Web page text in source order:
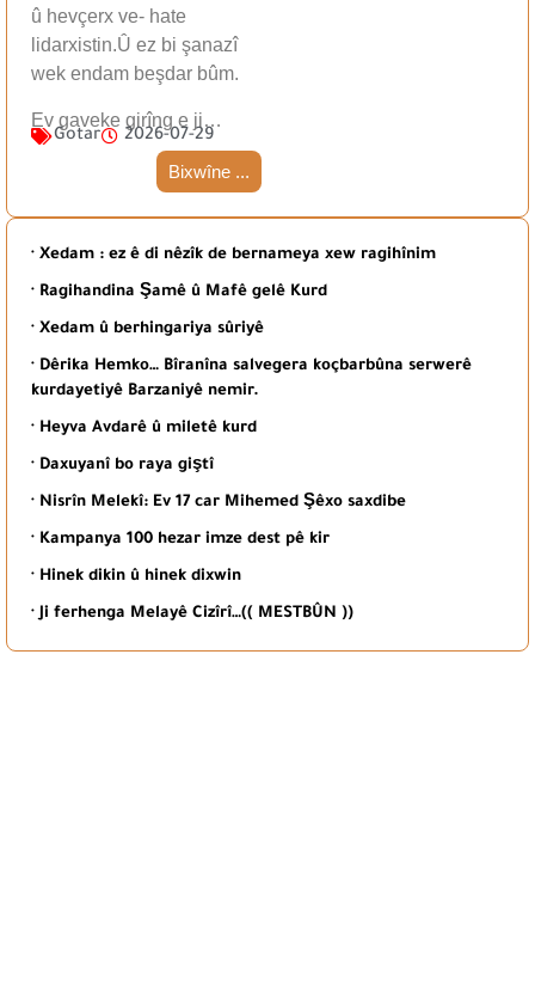
û hevçerx ve- hate
lidarxistin.Û ez bi şanazî
wek endam beşdar bûm.
Ev gaveke girîng e ji…
Gotar 2026-07-29
Bixwîne ...
· Xedam : ez ê di nêzîk de bernameya xew ragihînim
· Ragihandina Şamê û Mafê gelê Kurd
· Xedam û berhingariya sûriyê
· Dêrika Hemko… Bîranîna salvegera koçbarbûna serwerê
kurdayetiyê Barzaniyê nemir.
· Heyva Avdarê û miletê kurd
· Daxuyanî bo raya giştî
· Nisrîn Melekî: Ev 17 car Mihemed Şêxo saxdibe
· Kampanya 100 hezar imze dest pê kir
· Hinek dikin û hinek dixwin
· Ji ferhenga Melayê Cizîrî…(( MESTBÛN ))